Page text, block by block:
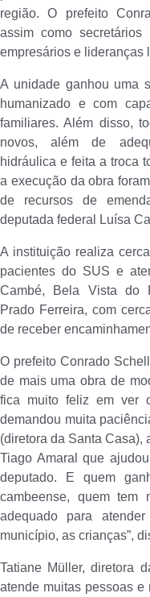
região. O prefeito
assim como secretários
empresários e lideranças
A unidade ganhou uma
humanizado e com
familiares. Além disso,
novos, além de
hidráulica e feita a troca
a execução da obra
de recursos de
deputada federal Luísa
A instituição realiza
pacientes do SUS e
Cambé, Bela Vista do
Prado Ferreira, com
de receber
O prefeito Conrado
de mais uma obra de
fica muito feliz em ver
demandou muita
(diretora da Santa Casa),
Tiago Amaral que
deputado. E quem
cambeense, quem tem
adequado para
município, as crianças”,
Tatiane Müller, diretora
atende muitas pessoas